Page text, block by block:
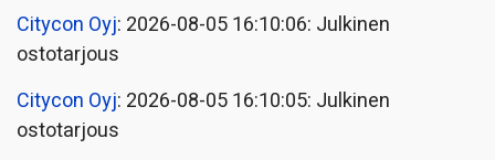
Citycon Oyj: 2026-08-05 16:10:06: Julkinen
ostotarjous
Citycon Oyj: 2026-08-05 16:10:05: Julkinen
ostotarjous